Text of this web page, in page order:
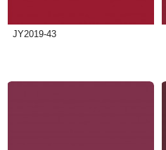
JY2019-43